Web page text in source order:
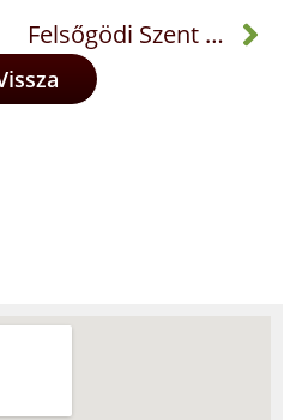
Felsőgödi Szent Antal Karitász Csoport